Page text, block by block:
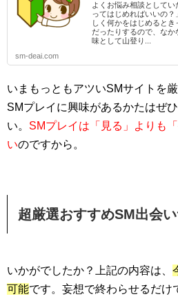
よくお悩み相談として
ってはじめればいいの
しく何かをはじめると
だったりするので、なか
味として山登り...
sm-deai.com
いまもっともアツいSMサイトを
SMプレイに興味があるかたはぜ
い。 SMプレイは「見る」よりも
いのですから。
超厳選おすすめSM出会い
いかがでしたか？上記の内容は、
可能です。妄想で終わらせるだけ